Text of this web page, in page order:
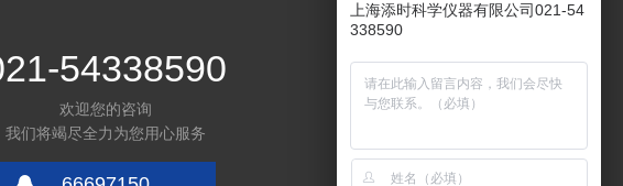
54338590
欢迎您的咨询
我们将竭尽全力为您用心服务
上海添时科学仪器有限公司021-54
338590